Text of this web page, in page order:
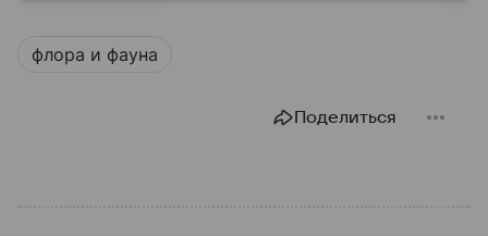
флора и фауна
Поделиться